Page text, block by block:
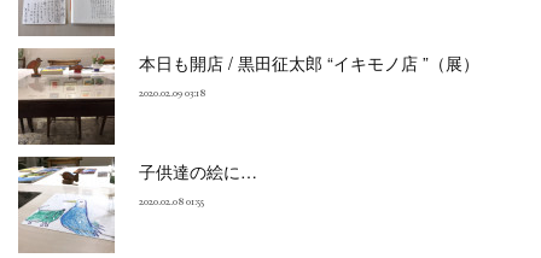
本日も開店 / 黒田征太郎 “イキモノ店 ”（展）
2020.02.09 03:18
子供達の絵に…
2020.02.08 01:55